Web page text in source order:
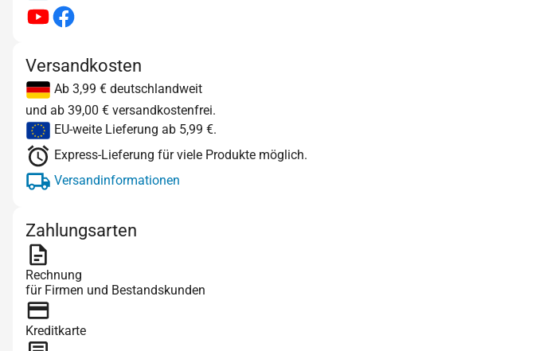
Versandkosten
Ab 3,99 € deutschlandweit
und ab 39,00 € versandkostenfrei.
EU-weite Lieferung ab 5,99 €.
Express-Lieferung für viele Produkte möglich.
Versandinformationen
Zahlungsarten
Rechnung
für Firmen und Bestandskunden
Kreditkarte